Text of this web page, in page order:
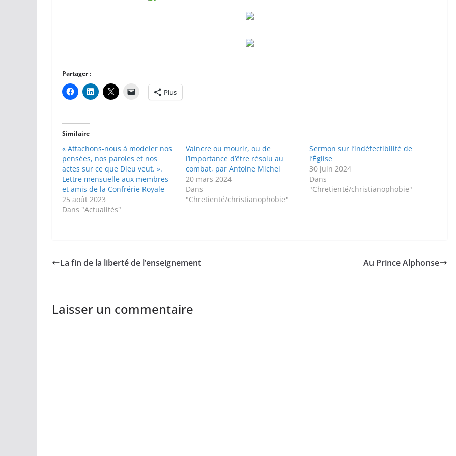
Partager :
Plus
Similaire
« Attachons-nous à modeler nos
pensées, nos paroles et nos
actes sur ce que Dieu veut. ».
Lettre mensuelle aux membres
et amis de la Confrérie Royale
25 août 2023
Dans "Actualités"
Vaincre ou mourir, ou de
l’importance d’être résolu au
combat, par Antoine Michel
20 mars 2024
Dans
"Chretienté/christianophobie"
Sermon sur l’indéfectibilité de
l’Église
30 juin 2024
Dans
"Chretienté/christianophobie"
La fin de la liberté de l’enseignement Au Prince Alphonse
Laisser un commentaire